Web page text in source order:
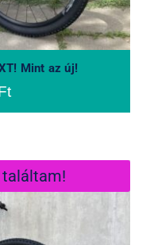
Mint az új!
találtam!